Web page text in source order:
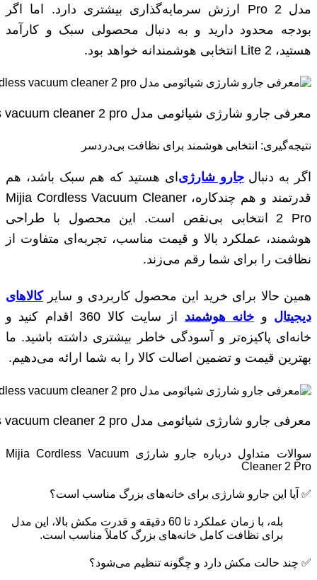
مدل 2 Pro ارزش سرمایه‌گذاری بیشتری دارد. اما اگر
بودجه محدود دارید و به دنبال محصولی سبک و کارآمد
هستید، 2 Lite انتخابی هوشمندانه خواهد بود.
معرفی جارو شارژی شیائومی مدل mijia cordless vacuum cleaner 2 pro
نتیجه‌گیری: انتخابی هوشمند برای نظافت بی‌دردسر
اگر به دنبالجارو شارژی‌ای هستید که هم سبک باشد، هم
قدرتمند و هم چندکاره، Mijia Cordless Vacuum Cleaner
2 Pro انتخابی بی‌نقص است. این محصول با طراحی
هوشمند، عملکرد بالا و قیمت مناسب، تجربه‌ای متفاوت از
نظافت را برای شما رقم می‌زند.
همین حالا برای خرید این محصول کاربردی و سایرکالاهای
دیجیتال و خانه هوشمند
از سایت کالا 360 اقدام کنید و
خانه‌ای پاکیزه‌تر و آسودگی خاطر بیشتری داشته باشید. ما
بهترین قیمت و تضمین اصالت کالا را به شما ارائه می‌دهیم.
معرفی جارو شارژی شیائومی مدل mijia cordless vacuum cleaner 2 pro
سوالات متداول درباره جارو شارژی Mijia Cordless Vacuum
Cleaner 2 Pro
✅ آیا این جارو شارژی برای خانه‌های بزرگ مناسب است؟
بله، با زمان عملکرد تا 60 دقیقه و قدرت مکش بالا، این مدل
برای نظافت کامل خانه‌های بزرگ کاملاً مناسب است.
✅ چند حالت مکش دارد و چگونه تنظیم می‌شود؟